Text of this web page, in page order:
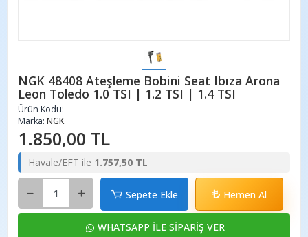
NGK 48408 Ateşleme Bobini Seat Ibıza Arona
Leon Toledo 1.0 TSI | 1.2 TSI | 1.4 TSI
Ürün Kodu:
Marka: NGK
1.850,00 TL
Havale/EFT ile 1.757,50 TL
Sepete Ekle Hemen Al
WHATSAPP İLE SİPARİŞ VER